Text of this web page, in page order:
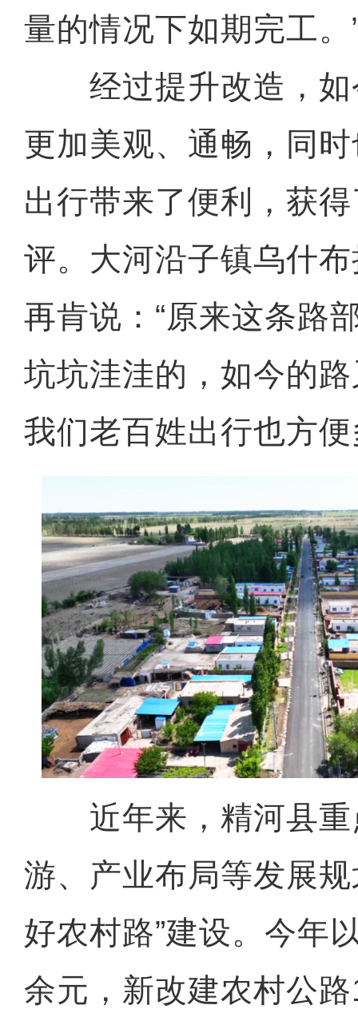
量的情况下如期完工。
经过提升改造，如
更加美观、通畅，同
出行带来了便利，获
评。大河沿子镇乌什
再肯说：“原来这条路
坑坑洼洼的，如今的
我们老百姓出行也方便
近年来，精河县重
游、产业布局等发展
好农村路”建设。今年
余元，新改建农村公